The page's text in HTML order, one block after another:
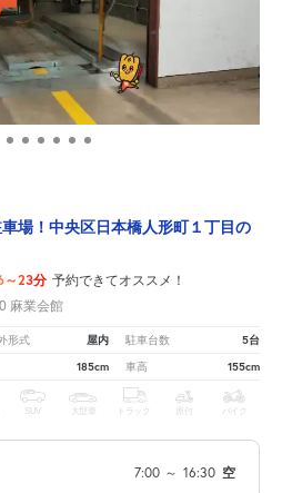
場！中央区日本橋人形町１丁目の
～23分 予約できてオススメ！
麻業会館
形式 屋内 駐車台数 5台
185cm 車高 155cm
SUV 大型車 トラック 原付 バイク
7:00 ～ 16:30 空